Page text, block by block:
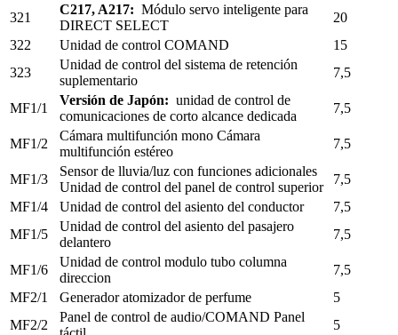
321
C217, A217: Módulo servo inteligente para
DIRECT SELECT
20
322
Unidad de control COMAND
15
323
Unidad de control del sistema de retención
suplementario
7,5
MF1/1
Versión de Japón: unidad de control de
comunicaciones de corto alcance dedicada
7,5
MF1/2
Cámara multifunción mono Cámara
multifunción estéreo
7,5
MF1/3
Sensor de lluvia/luz con funciones adicionales
Unidad de control del panel de control superior
7,5
MF1/4
Unidad de control del asiento del conductor
7,5
MF1/5
Unidad de control del asiento del pasajero
delantero
7,5
MF1/6
Unidad de control modulo tubo columna
direccion
7,5
MF2/1
Generador atomizador de perfume
5
MF2/2
Panel de control de audio/COMAND Panel
5